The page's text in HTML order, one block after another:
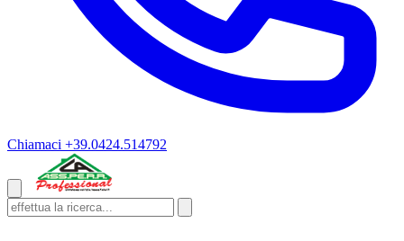
Chiamaci +39.0424.514792